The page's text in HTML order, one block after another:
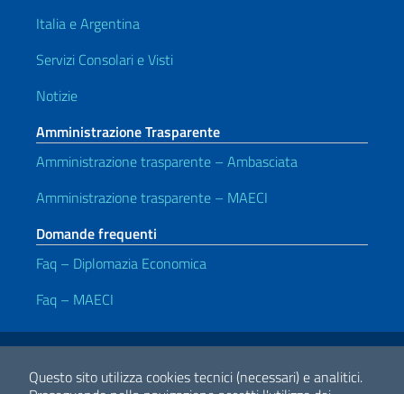
Questo sito utilizza cookies tecnici (necessari) e analitici.
Italia e Argentina
Servizi Consolari e Visti
Notizie
Amministrazione Trasparente
Amministrazione trasparente – Ambasciata
Amministrazione trasparente – MAECI
Domande frequenti
Faq – Diplomazia Economica
Faq – MAECI
Link Utili